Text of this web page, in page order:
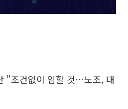
"조건없이 임할 것…노조, 대